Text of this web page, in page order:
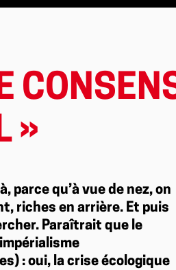
»
parce qu’à vue de nez, on
riches en arrière. Et puis
Paraîtrait que le
: oui, la crise écologique